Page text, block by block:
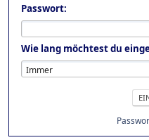
Passwort:
Wie lang möchtest du